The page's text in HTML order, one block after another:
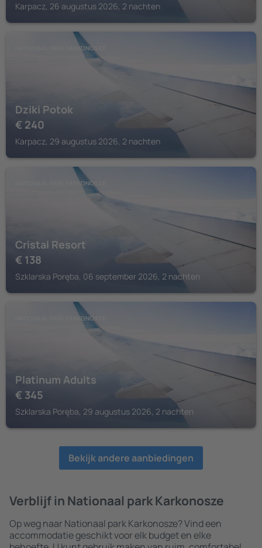
Karpacz, 26 augustus 2026, 2 nachten
NATIONAAL PARK KARKONOSZE
Dziki Potok
€ 240
Karpacz, 29 augustus 2026, 2 nachten
NATIONAAL PARK KARKONOSZE
Cristal Resort
€ 138
Szklarska Poręba, 06 september 2026, 2 nachten
NATIONAAL PARK KARKONOSZE
Platinum Adults
€ 345
Szklarska Poręba, 29 augustus 2026, 2 nachten
Bekijk andere aanbiedingen
Verblijf in Nationaal park Karkonosze
Op weg naar Nationaal park Karkonosze? Vind een
accommodatie geschikt voor elk budget en elke